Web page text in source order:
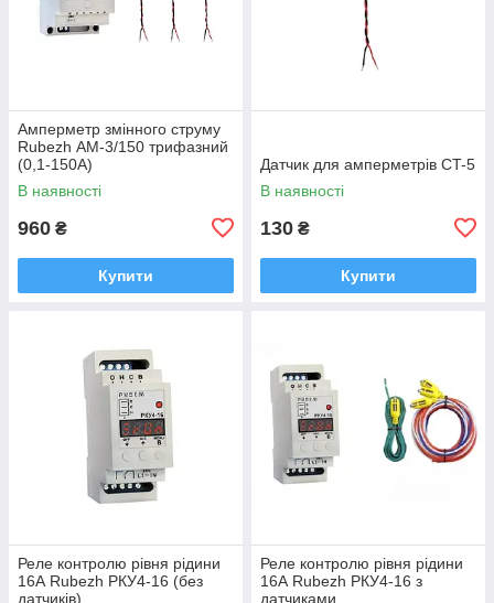
Амперметр змінного струму
Rubezh АМ-3/150 трифазний
(0,1-150А)
В наявності
960 ₴
Купити
Датчик для амперметрів CT-5
В наявності
130 ₴
Купити
Реле контролю рівня рідини
16А Rubezh РКУ4-16 (без
датчиків)
Реле контролю рівня рідини
16А Rubezh РКУ4-16 з
датчиками